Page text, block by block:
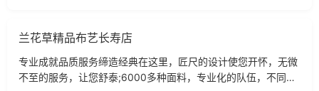
兰花草精品布艺长寿店
专业成就品质服务缔造经典在这里，匠尺的设计使您开怀，无微
不至的服务，让您舒泰;6000多种面料，专业化的队伍，不同的